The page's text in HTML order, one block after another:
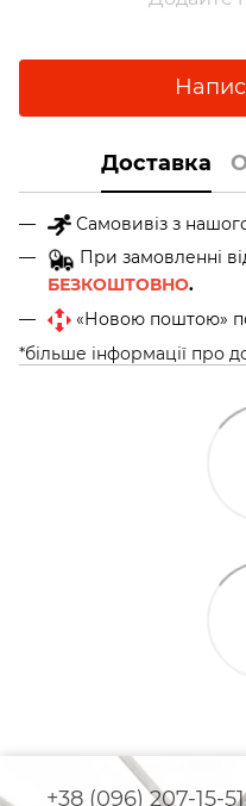
Доставка
Самовивіз з
При замовленні
БЕЗКОШТОВНО.
«Новою поштою»
*більше інформації про
+38 (096) 207-15-51